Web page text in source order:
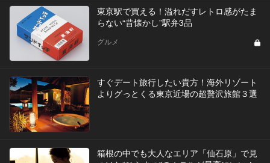
東京駅で買える！溢れだすレトロ感がたま
らない“昔懐かし”駅弁3品
グルメ
すぐデート旅行したい貴方！海外リゾート
よりグっとくる東京近場の超贅沢旅館３選
箱根の中でも大人なエリア「仙石原」で見